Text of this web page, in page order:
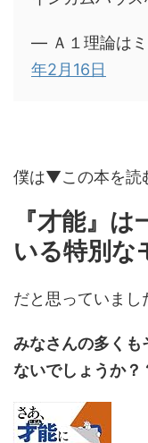
— Ａ１理論は
年2月16日
僕は▼この本を読
『才能』
いる特別な
だと思っていまし
みなさんの多くも
ないでしょうか？